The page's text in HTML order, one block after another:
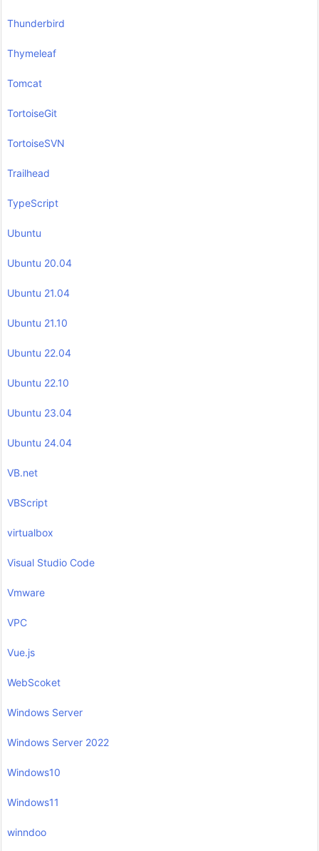
Thunderbird
Thymeleaf
Tomcat
TortoiseGit
TortoiseSVN
Trailhead
TypeScript
Ubuntu
Ubuntu 20.04
Ubuntu 21.04
Ubuntu 21.10
Ubuntu 22.04
Ubuntu 22.10
Ubuntu 23.04
Ubuntu 24.04
VB.net
VBScript
virtualbox
Visual Studio Code
Vmware
VPC
Vue.js
WebScoket
Windows Server
Windows Server 2022
Windows10
Windows11
winndoo